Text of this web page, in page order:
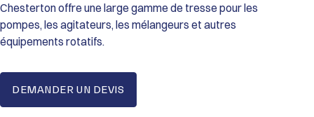
Chesterton offre une large gamme de tresse pour les
pompes, les agitateurs, les mélangeurs et autres
équipements rotatifs.
DEMANDER UN DEVIS